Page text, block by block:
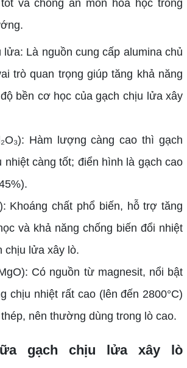
và chống ăn mòn hóa học trong
Là nguồn cung cấp alumina chủ
trò quan trọng giúp tăng khả năng
bền cơ học của gạch chịu lửa xây
Hàm lượng càng cao thì gạch
nhiệt càng tốt; điển hình là gạch cao
Khoáng chất phổ biến, hỗ trợ tăng
và khả năng chống biến đổi nhiệt
chịu lửa xây lò.
Có nguồn từ magnesit, nổi bật
chịu nhiệt rất cao (lên đến 2800°C)
nên thường dùng trong lò cao.
gạch chịu lửa xây lò